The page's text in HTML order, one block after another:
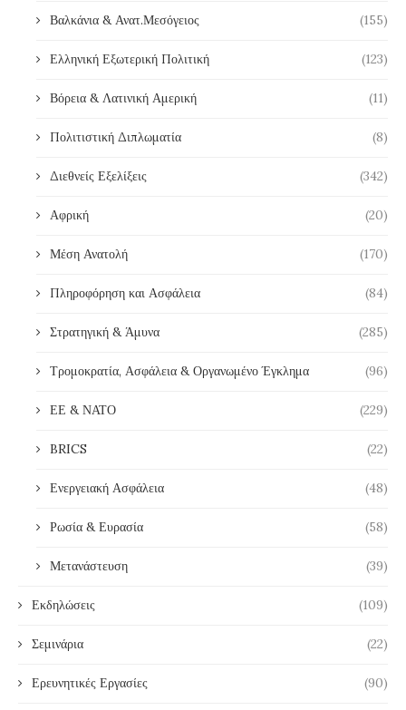
Βαλκάνια & Ανατ.Μεσόγειος (155)
Ελληνική Εξωτερική Πολιτική (123)
Βόρεια & Λατινική Αμερική (11)
Πολιτιστική Διπλωματία (8)
Διεθνείς Εξελίξεις (342)
Αφρική (20)
Μέση Ανατολή (170)
Πληροφόρηση και Ασφάλεια (84)
Στρατηγική & Άμυνα (285)
Τρομοκρατία, Ασφάλεια & Οργανωμένο Έγκλημα (96)
ΕΕ & ΝΑΤΟ (229)
BRICS (22)
Ενεργειακή Ασφάλεια (48)
Ρωσία & Ευρασία (58)
Μετανάστευση (39)
Εκδηλώσεις (109)
Σεμινάρια (22)
Ερευνητικές Εργασίες (90)